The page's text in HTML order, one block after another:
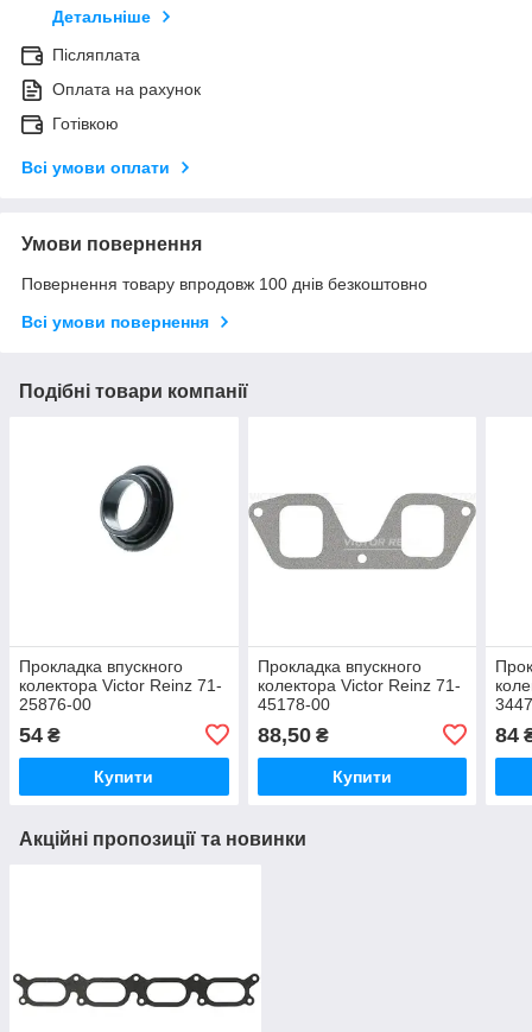
Детальніше
Післяплата
Оплата на рахунок
Готівкою
Всі умови оплати
Умови повернення
Повернення товару впродовж 100 днів безкоштовно
Всі умови повернення
Подібні товари компанії
Прокладка впускного
колектора Victor Reinz 71-
25876-00
54 ₴
Купити
Прокладка впускного
колектора Victor Reinz 71-
45178-00
88,50₴
Купити
84
Акційні пропозиції та новинки